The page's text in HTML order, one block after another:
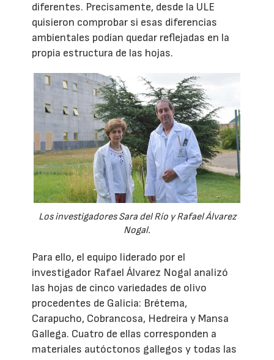
diferentes. Precisamente, desde la ULE
quisieron comprobar si esas diferencias
ambientales podían quedar reflejadas en la
propia estructura de las hojas.
Los investigadores Sara del Río y Rafael Álvarez
Nogal.
Para ello, el equipo liderado por el
investigador Rafael Álvarez Nogal analizó
las hojas de cinco variedades de olivo
procedentes de Galicia: Brétema,
Carapucho, Cobrancosa, Hedreira y Mansa
Gallega. Cuatro de ellas corresponden a
materiales autóctonos gallegos y todas las